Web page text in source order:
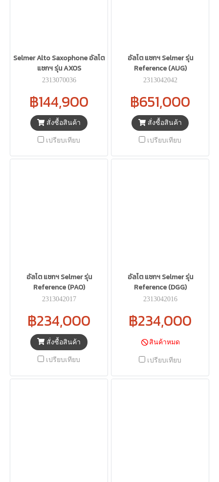
Selmer Alto Saxophone อัลโต
แซกฯ รุ่น AXOS
2313070036
฿144,900
สั่งซื้อสินค้า
เปรียบเทียบ
อัลโต แซกฯ Selmer รุ่น
Reference (AUG)
2313042042
฿651,000
สั่งซื้อสินค้า
เปรียบเทียบ
อัลโต แซกฯ Selmer รุ่น
Reference (PAO)
2313042017
฿234,000
สั่งซื้อสินค้า
เปรียบเทียบ
อัลโต แซกฯ Selmer รุ่น
Reference (DGG)
2313042016
฿234,000
สินค้าหมด
เปรียบเทียบ